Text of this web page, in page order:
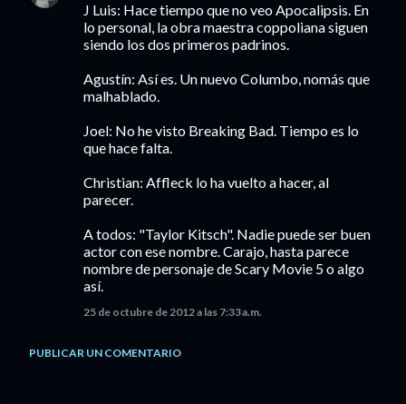
J Luis: Hace tiempo que no veo Apocalipsis. En
lo personal, la obra maestra coppoliana siguen
siendo los dos primeros padrinos.
Agustín: Así es. Un nuevo Columbo, nomás que
malhablado.
Joel: No he visto Breaking Bad. Tiempo es lo
que hace falta.
Christian: Affleck lo ha vuelto a hacer, al
parecer.
A todos: "Taylor Kitsch". Nadie puede ser buen
actor con ese nombre. Carajo, hasta parece
nombre de personaje de Scary Movie 5 o algo
así.
25 de octubre de 2012 a las 7:33 a.m.
PUBLICAR UN COMENTARIO